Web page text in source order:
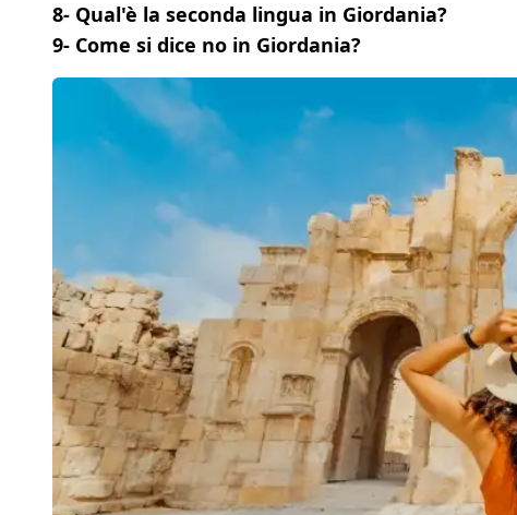
8- Qual'è la seconda lingua in Giordania?
9- Come si dice no in Giordania?